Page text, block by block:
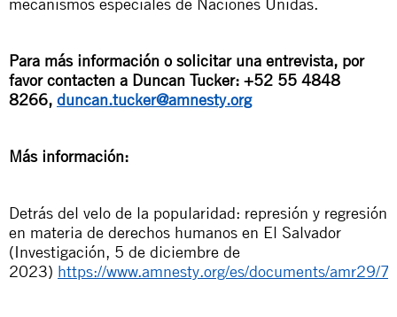
Para más información o solicitar una entrevista, por
favor contacten a Duncan Tucker: +52 55 4848
8266, duncan.tucker@amnesty.org
Más información:
Detrás del velo de la popularidad: represión y regresión
en materia de derechos humanos en El Salvador
(Investigación, 5 de diciembre de
2023) https://www.amnesty.org/es/documents/amr29/